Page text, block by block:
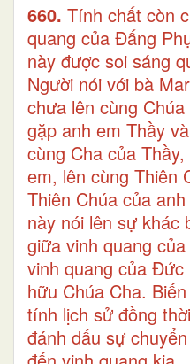
660. Tính chất còn
quang của Đấng
này được soi sáng
Người nói với bà
chưa lên cùng
gặp anh em Thầy
cùng Cha của
em, lên cùng Thiên
Thiên Chúa của
này nói lên sự khác
giữa vinh quang
vinh quang của
hữu Chúa Cha.
tính lịch sử đồng
đánh dấu sự